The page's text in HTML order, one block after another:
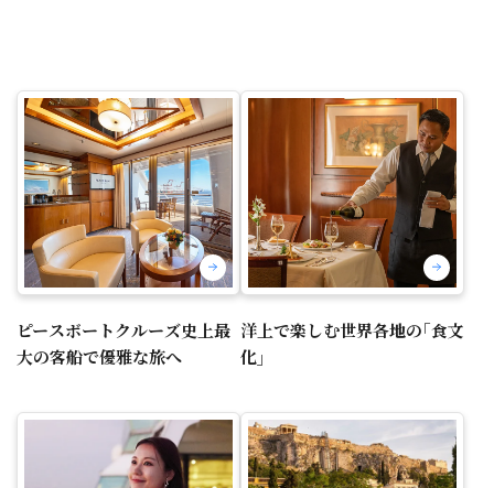
ピースボートクルーズ史上最
大の客船で優雅な旅へ
洋上で楽しむ世界各地の｢食文
化｣